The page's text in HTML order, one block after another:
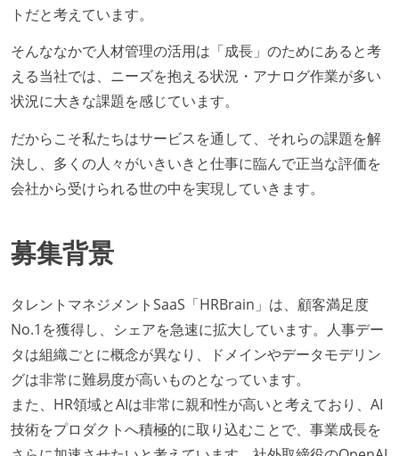
トだと考えています。
そんななかで人材管理の活用は「成長」のためにあると考
える当社では、ニーズを抱える状況・アナログ作業が多い
状況に大きな課題を感じています。
だからこそ私たちはサービスを通して、それらの課題を解
決し、多くの人々がいきいきと仕事に臨んで正当な評価を
会社から受けられる世の中を実現していきます。
募集背景
タレントマネジメントSaaS「HRBrain」は、顧客満足度
No.1を獲得し、シェアを急速に拡大しています。人事デー
タは組織ごとに概念が異なり、ドメインやデータモデリン
グは非常に難易度が高いものとなっています。
また、HR領域とAIは非常に親和性が高いと考えており、AI
技術をプロダクトへ積極的に取り込むことで、事業成長を